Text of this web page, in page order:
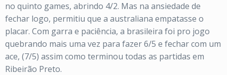
no quinto games, abrindo 4/2. Mas na ansiedade de
fechar logo, permitiu que a australiana empatasse o
placar. Com garra e paciência, a brasileira foi pro jogo
quebrando mais uma vez para fazer 6/5 e fechar com um
ace, (7/5) assim como terminou todas as partidas em
Ribeirão Preto.